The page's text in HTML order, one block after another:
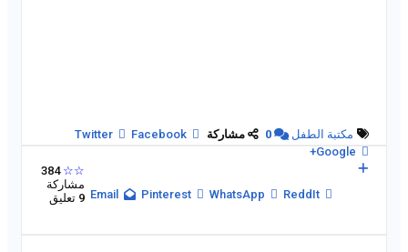
مكتبة الطفل 0 مشاركة Facebook
Twitter
Google+
ReddIt
WhatsApp
Pinterest
Email
☆☆
384
مشاركة
9 تعليق